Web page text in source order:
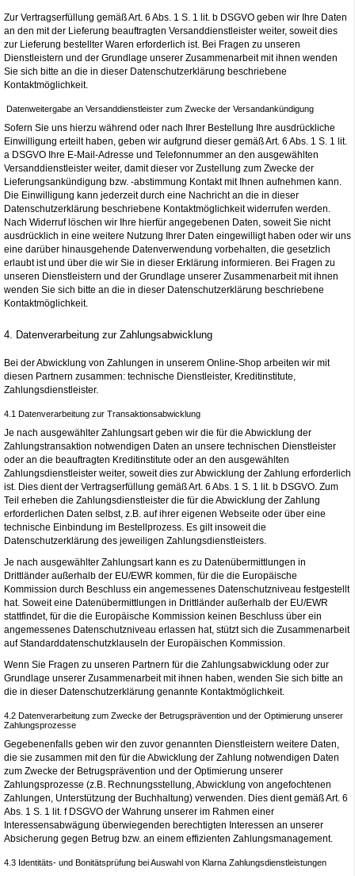
Zur Vertragserfüllung gemäß Art. 6 Abs. 1 S. 1 lit. b DSGVO geben wir Ihre Daten
an den mit der Lieferung beauftragten Versanddienstleister weiter, soweit dies
zur Lieferung bestellter Waren erforderlich ist. Bei Fragen zu unseren
Dienstleistern und der Grundlage unserer Zusammenarbeit mit ihnen wenden
Sie sich bitte an die in dieser Datenschutzerklärung beschriebene
Kontaktmöglichkeit.
Datenweitergabe an Versanddienstleister zum Zwecke der Versandankündigung
Sofern Sie uns hierzu während oder nach Ihrer Bestellung Ihre ausdrückliche
Einwilligung erteilt haben, geben wir aufgrund dieser gemäß Art. 6 Abs. 1 S. 1 lit.
a DSGVO Ihre E-Mail-Adresse und Telefonnummer an den ausgewählten
Versanddienstleister weiter, damit dieser vor Zustellung zum Zwecke der
Lieferungsankündigung bzw. -abstimmung Kontakt mit Ihnen aufnehmen kann.
Die Einwilligung kann jederzeit durch eine Nachricht an die in dieser
Datenschutzerklärung beschriebene Kontaktmöglichkeit widerrufen werden.
Nach Widerruf löschen wir Ihre hierfür angegebenen Daten, soweit Sie nicht
ausdrücklich in eine weitere Nutzung Ihrer Daten eingewilligt haben oder wir uns
eine darüber hinausgehende Datenverwendung vorbehalten, die gesetzlich
erlaubt ist und über die wir Sie in dieser Erklärung informieren. Bei Fragen zu
unseren Dienstleistern und der Grundlage unserer Zusammenarbeit mit ihnen
wenden Sie sich bitte an die in dieser Datenschutzerklärung beschriebene
Kontaktmöglichkeit.
4. Datenverarbeitung zur Zahlungsabwicklung
Bei der Abwicklung von Zahlungen in unserem Online-Shop arbeiten wir mit
diesen Partnern zusammen: technische Dienstleister, Kreditinstitute,
Zahlungsdienstleister.
4.1 Datenverarbeitung zur Transaktionsabwicklung
Je nach ausgewählter Zahlungsart geben wir die für die Abwicklung der
Zahlungstransaktion notwendigen Daten an unsere technischen Dienstleister
oder an die beauftragten Kreditinstitute oder an den ausgewählten
Zahlungsdienstleister weiter, soweit dies zur Abwicklung der Zahlung erforderlich
ist. Dies dient der Vertragserfüllung gemäß Art. 6 Abs. 1 S. 1 lit. b DSGVO. Zum
Teil erheben die Zahlungsdienstleister die für die Abwicklung der Zahlung
erforderlichen Daten selbst, z.B. auf ihrer eigenen Webseite oder über eine
technische Einbindung im Bestellprozess. Es gilt insoweit die
Datenschutzerklärung des jeweiligen Zahlungsdienstleisters.
Je nach ausgewählter Zahlungsart kann es zu Datenübermittlungen in
Drittländer außerhalb der EU/EWR kommen, für die die Europäische
Kommission durch Beschluss ein angemessenes Datenschutzniveau festgestellt
hat. Soweit eine Datenübermittlungen in Drittländer außerhalb der EU/EWR
stattfindet, für die die Europäische Kommission keinen Beschluss über ein
angemessenes Datenschutzniveau erlassen hat, stützt sich die Zusammenarbeit
auf Standarddatenschutzklauseln der Europäischen Kommission.
Wenn Sie Fragen zu unseren Partnern für die Zahlungsabwicklung oder zur
Grundlage unserer Zusammenarbeit mit ihnen haben, wenden Sie sich bitte an
die in dieser Datenschutzerklärung genannte Kontaktmöglichkeit.
4.2 Datenverarbeitung zum Zwecke der Betrugsprävention und der Optimierung unserer
Zahlungsprozesse
Gegebenenfalls geben wir den zuvor genannten Dienstleistern weitere Daten,
die sie zusammen mit den für die Abwicklung der Zahlung notwendigen Daten
zum Zwecke der Betrugsprävention und der Optimierung unserer
Zahlungsprozesse (z.B. Rechnungsstellung, Abwicklung von angefochtenen
Zahlungen, Unterstützung der Buchhaltung) verwenden. Dies dient gemäß Art. 6
Abs. 1 S. 1 lit. f DSGVO der Wahrung unserer im Rahmen einer
Interessensabwägung überwiegenden berechtigten Interessen an unserer
Absicherung gegen Betrug bzw. an einem effizienten Zahlungsmanagement.
4.3 Identitäts- und Bonitätsprüfung bei Auswahl von Klarna Zahlungsdienstleistungen